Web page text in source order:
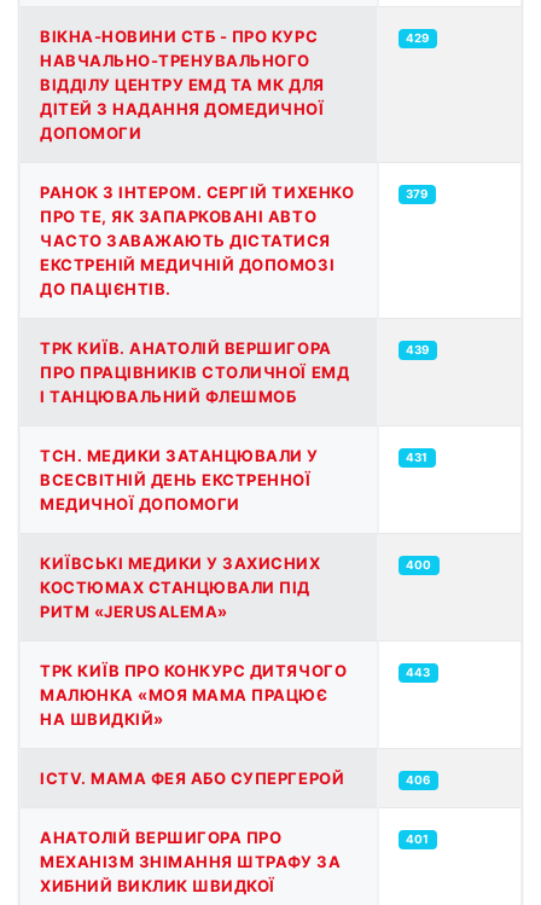
ВІКНА-НОВИНИ СТБ - ПРО КУРС
НАВЧАЛЬНО-ТРЕНУВАЛЬНОГО
ВІДДІЛУ ЦЕНТРУ ЕМД ТА МК ДЛЯ
ДІТЕЙ З НАДАННЯ ДОМЕДИЧНОЇ
ДОПОМОГИ
429
РАНОК З ІНТЕРОМ. СЕРГІЙ ТИХЕНКО
ПРО ТЕ, ЯК ЗАПАРКОВАНІ АВТО
ЧАСТО ЗАВАЖАЮТЬ ДІСТАТИСЯ
ЕКСТРЕНІЙ МЕДИЧНІЙ ДОПОМОЗІ
ДО ПАЦІЄНТІВ.
379
ТРК КИЇВ. АНАТОЛІЙ ВЕРШИГОРА
ПРО ПРАЦІВНИКІВ СТОЛИЧНОЇ ЕМД
І ТАНЦЮВАЛЬНИЙ ФЛЕШМОБ
439
ТСН. МЕДИКИ ЗАТАНЦЮВАЛИ У
ВСЕСВІТНІЙ ДЕНЬ ЕКСТРЕННОЇ
МЕДИЧНОЇ ДОПОМОГИ
431
КИЇВСЬКІ МЕДИКИ У ЗАХИСНИХ
КОСТЮМАХ СТАНЦЮВАЛИ ПІД
РИТМ «JERUSALEMA»
400
ТРК КИЇВ ПРО КОНКУРС ДИТЯЧОГО
МАЛЮНКА «МОЯ МАМА ПРАЦЮЄ
НА ШВИДКІЙ»
443
ICTV. МАМА ФЕЯ АБО СУПЕРГЕРОЙ 406
АНАТОЛІЙ ВЕРШИГОРА ПРО
МЕХАНІЗМ ЗНІМАННЯ ШТРАФУ ЗА
ХИБНИЙ ВИКЛИК ШВИДКОЇ
401